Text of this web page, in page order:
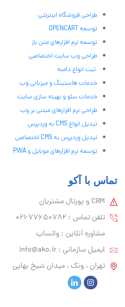
طراحی فروشگاه اینترنتی
توسعه OPENCART
توسعه نرم افزارهای متن باز
طراحی وب سایت اختصاصی
ثبت انواع دامنه
خدمات هاستینگ و میزبانی وب
خدمات سئو و بهینه سازی سایت
طراحی نرم افزارهای مبتنی بر وب
تبدیل انواع CMS به وردپرس
تبدیل وردپرس به CMS اختصاصی
توسعه نرم افزارهای موبایل و PWA
تماس با آکو
CRM و پورتال مشتریان
تلفن تماس :‌ 77650782-021
مشاوره آنلاین : واتساپ
ایمیل سازمانی :‌ info@ako.ir
تهران ، ونک ، میدان شیخ بهایی